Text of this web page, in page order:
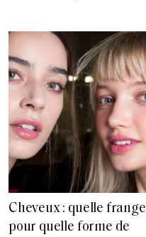
Cheveux : quelle frange
pour quelle forme de